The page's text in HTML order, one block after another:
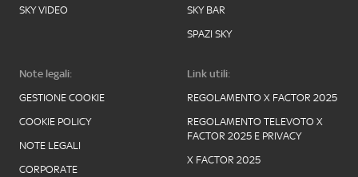
SKY VIDEO
SKY BAR
SPAZI SKY
Note legali:
GESTIONE COOKIE
COOKIE POLICY
NOTE LEGALI
CORPORATE
Link utili:
REGOLAMENTO X FACTOR 2025
REGOLAMENTO TELEVOTO X
FACTOR 2025 E PRIVACY
X FACTOR 2025